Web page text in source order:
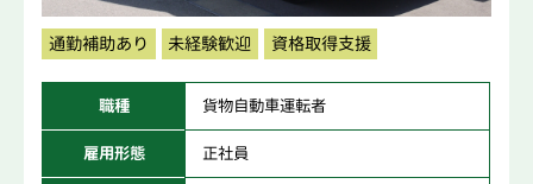
通勤補助あり 未経験歓迎 資格取得支援
職種 貨物自動車運転者
雇用形態 正社員